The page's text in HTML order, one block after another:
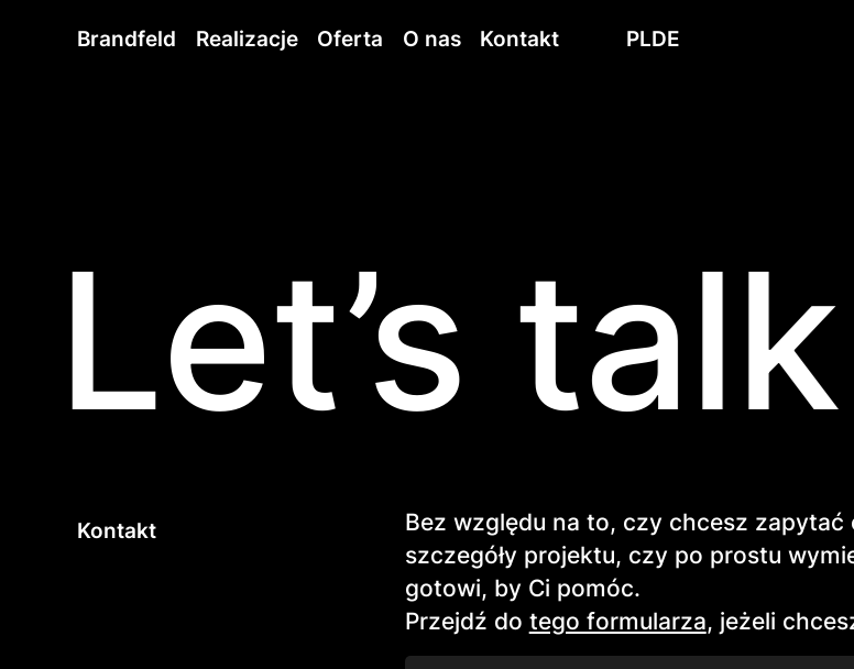
Brandfeld Realizacje Oferta O nas Kontakt PLDE
Let’s talk
Kontakt
Bez względu na to, czy chcesz
szczegóły projektu, czy po prostu
gotowi, by Ci pomóc.
Przejdź do tego formularza, jeżeli